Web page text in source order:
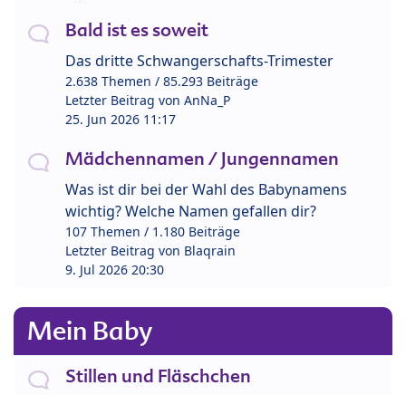
Bald ist es soweit
Das dritte Schwangerschafts-Trimester
2.638 Themen / 85.293 Beiträge
Letzter Beitrag von AnNa_P
25. Jun 2026 11:17
Mädchennamen / Jungennamen
Was ist dir bei der Wahl des Babynamens
wichtig? Welche Namen gefallen dir?
107 Themen / 1.180 Beiträge
Letzter Beitrag von Blaqrain
9. Jul 2026 20:30
Mein Baby
Stillen und Fläschchen